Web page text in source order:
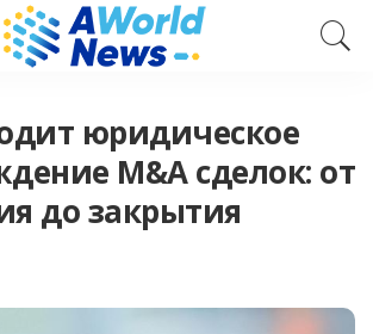
юридическое
M&A сделок: от
до закрытия